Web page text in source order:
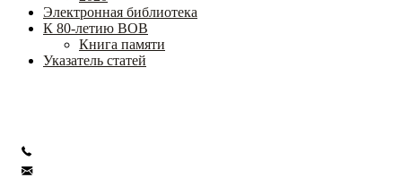
Электронная библиотека
К 80-летию ВОВ
Книга памяти
Указатель статей